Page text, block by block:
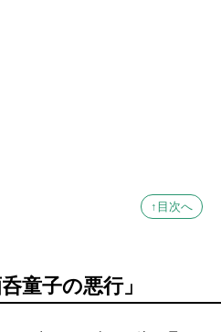
↑目次へ
童子の悪行」